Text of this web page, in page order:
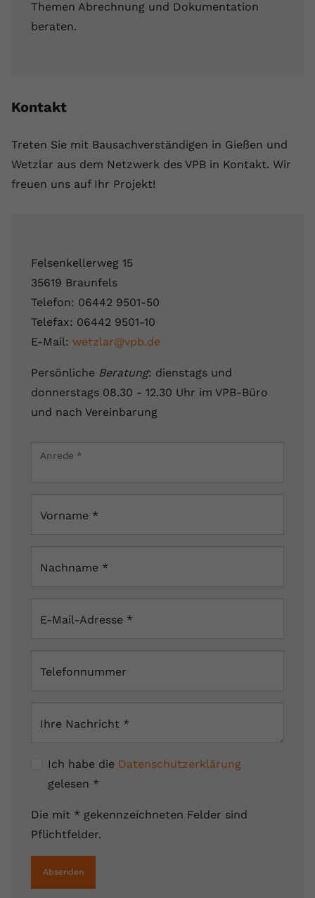
Themen Abrechnung und Dokumentation
beraten.
Kontakt
Treten Sie mit Bausachverständigen in Gießen und
Wetzlar aus dem Netzwerk des VPB in Kontakt. Wir
freuen uns auf Ihr Projekt!
Felsenkellerweg 15
35619 Braunfels
Telefon: 06442 9501-50
Telefax: 06442 9501-10
E-Mail: wetzlar@vpb.de
Persönliche Beratung: dienstags und
donnerstags 08.30 - 12.30 Uhr im VPB-Büro
und nach Vereinbarung
Felsenkellerweg 15, 35619 Braunfels, Deutschland
Anrede *
Vorname *
Nachname *
E-Mail-Adresse *
Telefonnummer
Ihre Nachricht *
Ich habe die Datenschutzerklärung
gelesen *
Die mit * gekennzeichneten Felder sind
Pflichtfelder.
Absenden